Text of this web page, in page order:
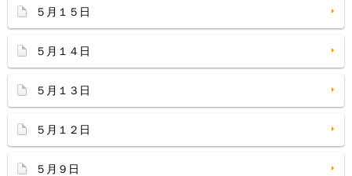
５月１５日
５月１４日
５月１３日
５月１２日
５月９日